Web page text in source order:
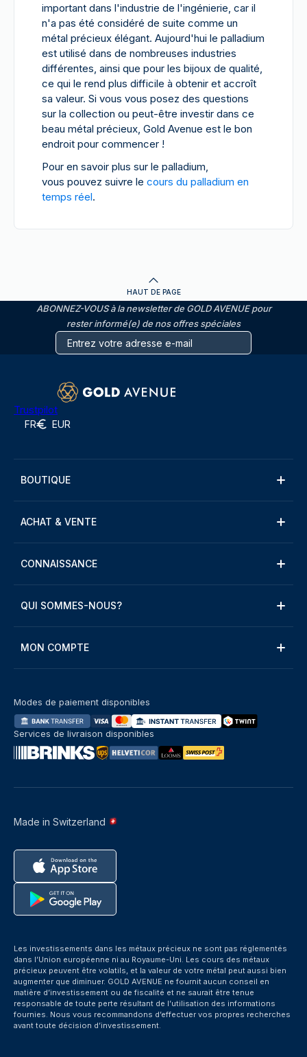
important dans l'industrie de l'ingénierie, car il
n'a pas été considéré de suite comme un
métal précieux élégant. Aujourd'hui le palladium
est utilisé dans de nombreuses industries
différentes, ainsi que pour les bijoux de qualité,
ce qui le rend plus difficile à obtenir et accroît
sa valeur. Si vous vous posez des questions
sur la collection ou peut-être investir dans ce
beau métal précieux, Gold Avenue est le bon
endroit pour commencer !
Pour en savoir plus sur le palladium,
vous pouvez suivre le cours du palladium en
temps réel.
HAUT DE PAGE
ABONNEZ-VOUS à la newsletter de GOLD AVENUE pour
rester informé(e) de nos offres spéciales
Trustpilot
FR EUR
BOUTIQUE
ACHAT & VENTE
CONNAISSANCE
QUI SOMMES-NOUS?
MON COMPTE
Made in Switzerland
Modes de paiement disponibles
Services de livraison disponibles
Les investissements dans les métaux précieux ne sont pas réglementés
dans l’Union européenne ni au Royaume-Uni. Les cours des métaux
précieux peuvent être volatils, et la valeur de votre métal peut aussi bien
augmenter que diminuer. GOLD AVENUE ne fournit aucun conseil en
matière d’investissement ou de fiscalité et ne saurait être tenue
responsable de toute perte résultant de l’utilisation des informations
fournies. Nous vous recommandons d’effectuer vos propres recherches
avant toute décision d’investissement.